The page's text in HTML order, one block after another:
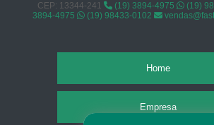
CEP: 13344-241
(19) 3894-4975 (19)
3894-4975
(19) 98433-0102
Home
Empresa